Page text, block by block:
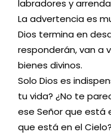
labradores y
La advertencia es
Dios termina en
responderán, van a
bienes divinos.
Solo Dios es
tu vida? ¿No te
ese Señor que está
que está en el Cielo?